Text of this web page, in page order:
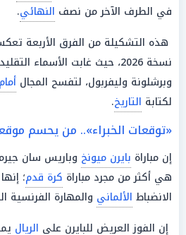
في الطرف الآخر من نصف النهائي.
هذه التشكيلة من الفرق الأربعة
نسخة 2026، حيث غابت الأسماء التقليدية مثل
وبرشلونة وليفربول، لتفسح المجال أمام
لكتابة التاريخ.
«توقعات الخبراء».. من يحسم
إن مباراة بايرن ميونخ وباريس سان
هي أكثر من مجرد مباراة كرة قدم؛ إنها
الانضباط الألماني والمهارة الفرنسية
إن الفوز العريض للبايرن على الريال